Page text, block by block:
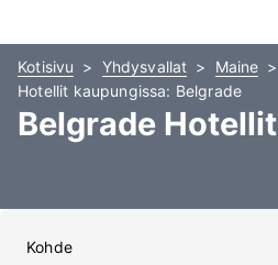
Kotisivu Yhdysvallat
Maine
Hotellit kaupungissa: Belgrade
Belgrade Hotellit
Kohde